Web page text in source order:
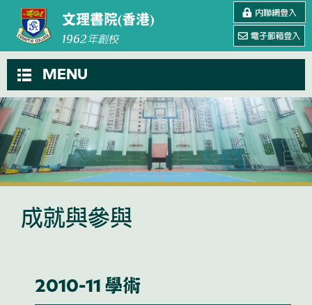
文理書院(香港)
1962年創校
MENU
成就與參與
2010-11 學術